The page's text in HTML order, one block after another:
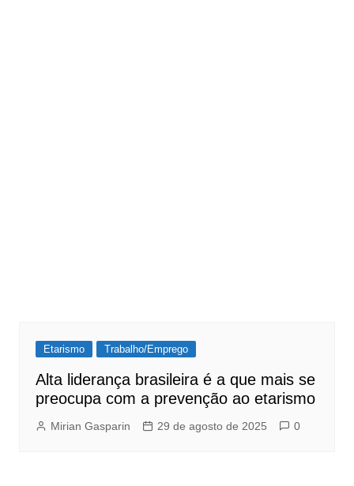
Etarismo Trabalho/Emprego
Alta liderança brasileira é a que mais se
preocupa com a prevenção ao etarismo
Mirian Gasparin 29 de agosto de 2025 0